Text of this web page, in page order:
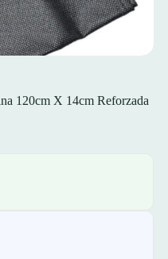
120cm X 14cm Reforzada